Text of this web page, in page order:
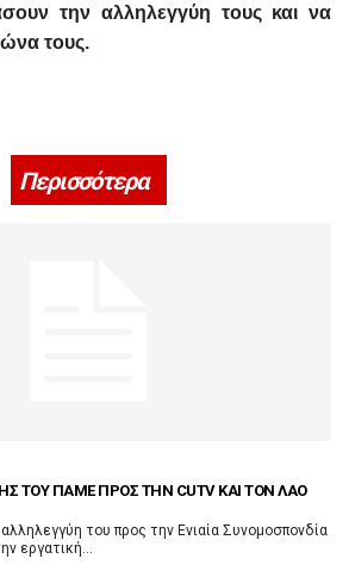
την αλληλεγγύη τους και να
τους.
Περισσότερα
ΤΟΥ ΠΑΜΕ ΠΡΟΣ ΤΗΝ CUTV ΚΑΙ ΤΟΝ ΛΑΌ
του προς την Ενιαία Συνομοσπονδία
εργατική...